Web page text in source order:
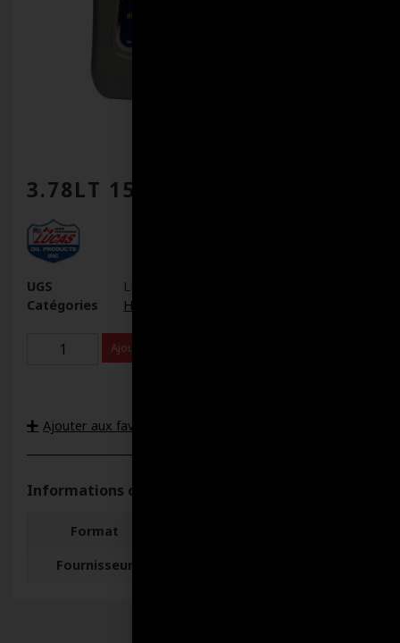
3.78LT 15W-40 MAGNUM CJ-4
UGS
LUA20297
Catégories
Huile moteur diesel
Ajouter au panier
Ajouter aux favoris
Informations complémentaires
Format
Fournisseur